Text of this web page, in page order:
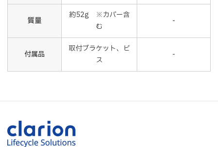
質量
約52g ※カバー含
む
-
付属品
取付ブラケット、ビ
ス
-